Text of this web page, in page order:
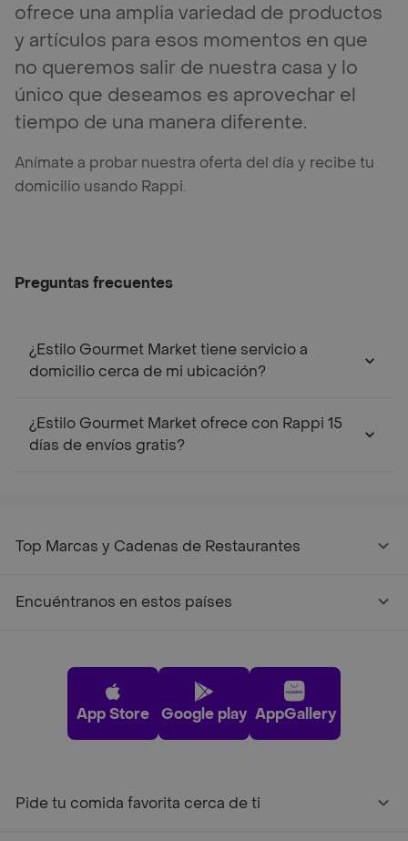
ofrece una amplia variedad de productos
y artículos para esos momentos en que
no queremos salir de nuestra casa y lo
único que deseamos es aprovechar el
tiempo de una manera diferente.
Anímate a probar nuestra oferta del día y recibe tu
domicilio usando Rappi.
Preguntas frecuentes
¿Estilo Gourmet Market tiene servicio a
domicilio cerca de mi ubicación?
¿Estilo Gourmet Market ofrece con Rappi 15
días de envíos gratis?
Top Marcas y Cadenas de Restaurantes
Encuéntranos en estos países
App Store Google play AppGallery
Pide tu comida favorita cerca de ti